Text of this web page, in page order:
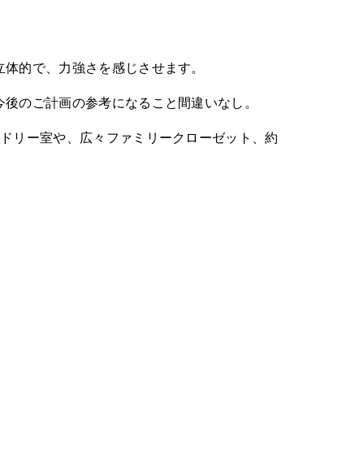
的で、力強さを感じさせます。
のご計画の参考になること間違いなし。
リー室や、広々ファミリークローゼット、約